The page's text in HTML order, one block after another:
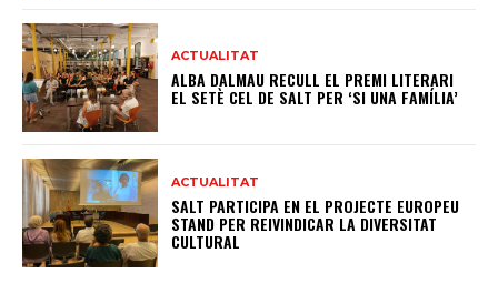
ACTUALITAT
ALBA DALMAU RECULL EL PREMI LITERARI
EL SETÈ CEL DE SALT PER ‘SI UNA FAMÍLIA’
ACTUALITAT
SALT PARTICIPA EN EL PROJECTE EUROPEU
STAND PER REIVINDICAR LA DIVERSITAT
CULTURAL